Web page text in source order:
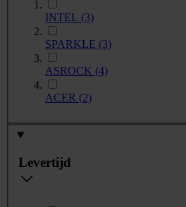
INTEL (3)
SPARKLE (3)
ASROCK (4)
ACER (2)
Levertijd